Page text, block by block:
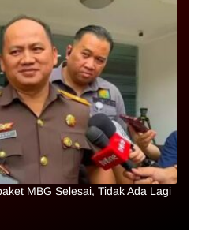
MBG Selesai, Tidak Ada Lagi